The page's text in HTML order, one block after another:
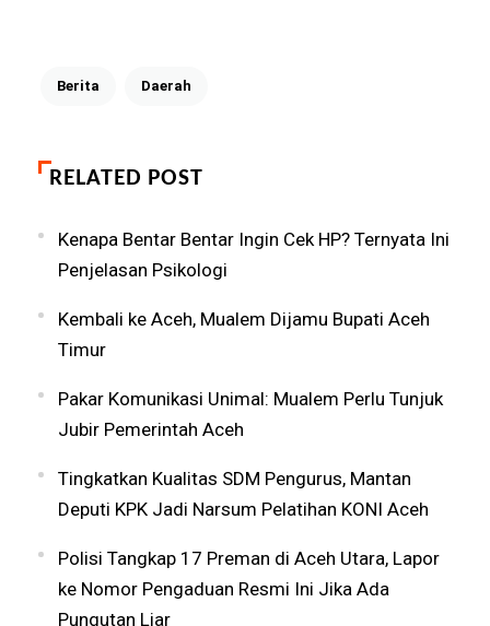
Berita Daerah
RELATED POST
Kenapa Bentar Bentar Ingin Cek HP? Ternyata Ini
Penjelasan Psikologi
Kembali ke Aceh, Mualem Dijamu Bupati Aceh
Timur
Pakar Komunikasi Unimal: Mualem Perlu Tunjuk
Jubir Pemerintah Aceh
Tingkatkan Kualitas SDM Pengurus, Mantan
Deputi KPK Jadi Narsum Pelatihan KONI Aceh
Polisi Tangkap 17 Preman di Aceh Utara, Lapor
ke Nomor Pengaduan Resmi Ini Jika Ada
Pungutan Liar